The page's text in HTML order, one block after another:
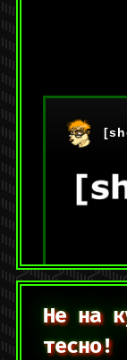
На YouTube:
Категории:
Не на
тесно!